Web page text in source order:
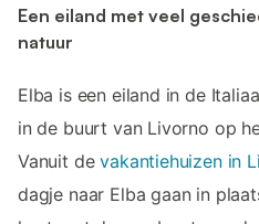
Een eiland met veel
natuur
Elba is een eiland in de
in de buurt van Livorno op
Vanuit de ​​vakantiehuizen in
dagje naar Elba gaan in